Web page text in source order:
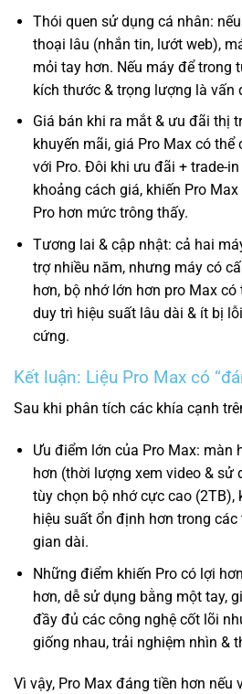
Thói quen sử dụng cá nhân:
thoại lâu (nhắn tin, lướt web),
mỏi tay hơn. Nếu máy để trong
kích thước & trọng lượng là vấn
Giá bán khi ra mắt & ưu đãi thị
khuyến mãi, giá Pro Max có thể
với Pro. Đôi khi ưu đãi + trade-
khoảng cách giá, khiến Pro
Pro hơn mức trông thấy.
Tương lai & cập nhật: cả hai
trợ nhiều năm, nhưng máy có
hơn, bộ nhớ lớn hơn pro Max
duy trì hiệu suất lâu dài & ít bị
cứng.
Kết luận: Liệu Pro Max có
Sau khi phân tích các khía cạnh
Ưu điểm lớn của Pro Max: màn
hơn (thời lượng xem video & sử
tùy chọn bộ nhớ cực cao (2TB),
hiệu suất ổn định hơn trong
gian dài.
Những điểm khiến Pro có lợi
hơn, dễ sử dụng bằng một tay,
đầy đủ các công nghệ cốt lõi
giống nhau, trải nghiệm nhìn &
Vì vậy, Pro Max đáng tiền hơn nếu